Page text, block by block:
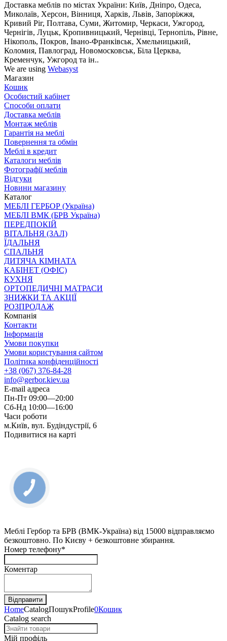
Доставка меблів по містах України: Київ, Дніпро, Одеса,
Миколаїв, Херсон, Вінниця, Харків, Львів, Запоріжжя,
Кривий Ріг, Полтава, Суми, Житомир, Черкаси, Ужгород,
Чернігів, Луцьк, Кропивницький, Чернівці, Тернопіль, Рівне,
Нікополь, Покров, Івано-Франківськ, Хмельницький,
Коломия, Павлоград, Новомосковськ, Біла Церква,
Кременчук, Ужгород та ін..
We are using Webasyst
Магазин
Кошик
Особистий кабінет
Способи оплати
Доставка меблів
Монтаж меблів
Гарантія на меблі
Повернення та обмін
Меблі в кредит
Каталоги меблів
Фотографії меблів
Відгуки
Новини магазину
Каталог
МЕБЛІ ГЕРБОР (Україна)
МЕБЛІ ВМК (БРВ Україна)
ПЕРЕДПОКІЙ
ВІТАЛЬНЯ (ЗАЛ)
ЇДАЛЬНЯ
СПАЛЬНЯ
ДИТЯЧА КІМНАТА
КАБІНЕТ (ОФІС)
КУХНЯ
ОРТОПЕДИЧНІ МАТРАСИ
ЗНИЖКИ ТА АКЦІЇ
РОЗПРОДАЖ
Компанія
Контакти
Інформація
Умови покупки
Умови користування сайтом
Політика конфіденційності
+38 (067) 376-84-28
info@gerbor.kiev.ua
E-mail адреса
Пн-Пт 09:00—20:00
Сб-Нд 10:00—16:00
Часи роботи
м.Київ, вул. Будіндустрії, 6
Подивитися на карті
Меблі Гербор та БРВ (ВМК-Україна) від 15000 відправляємо
безкоштовно. По Києву + безкоштовне збирання.
Номер телефону*
Коментар
HomeCatalogПошукProfile0Кошик
Catalog search
Мій профіль